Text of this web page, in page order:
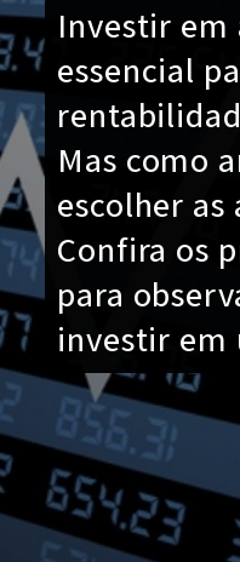
Investir em
essencial
Mas como
escolher as
Confira os
para
investir em